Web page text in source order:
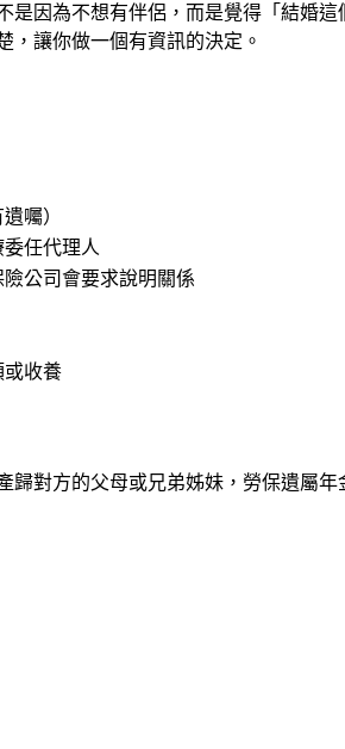
是因為不想有伴侶，而是覺得「結婚
，讓你做一個有資訊的決定。
囑）
任代理人
公司會要求說明關係
或收養
對方的父母或兄弟姊妹，勞保遺屬